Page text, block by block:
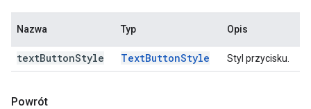
Nazwa Typ Opis
textButtonStyle TextButtonStyle Styl przycisku.
Powrót